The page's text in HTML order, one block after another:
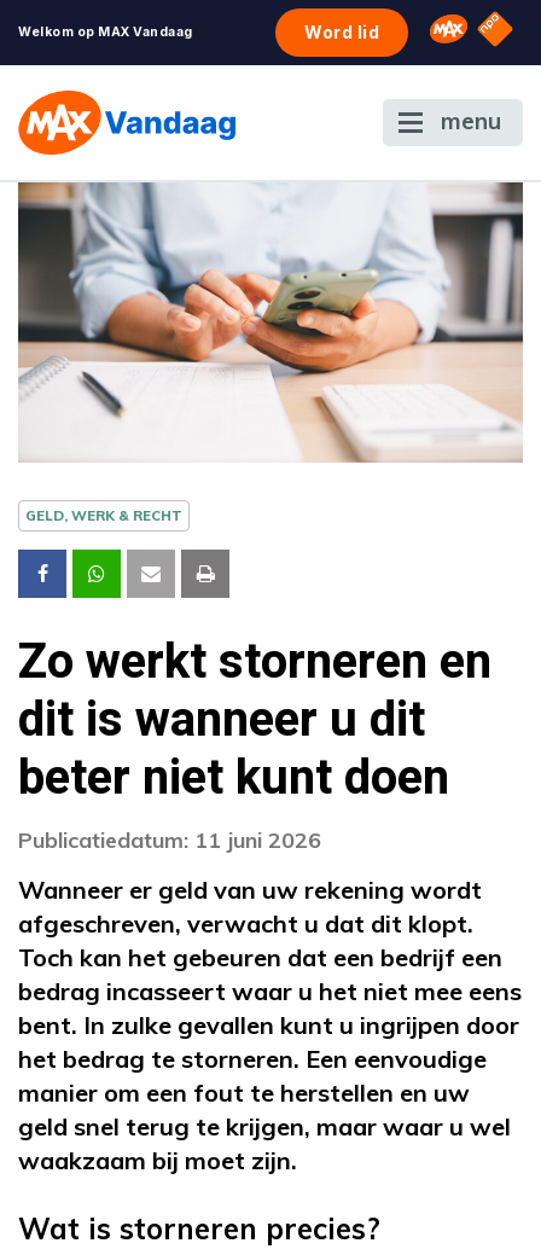
Welkom op MAX Vandaag Word lid Omroep
NPO
menu
GELD, WERK & RECHT
Zo werkt storneren en
dit is wanneer u dit
beter niet kunt doen
Publicatiedatum: 11 juni 2026
Wanneer er geld van uw rekening wordt
afgeschreven, verwacht u dat dit klopt.
Toch kan het gebeuren dat een bedrijf een
bedrag incasseert waar u het niet mee eens
bent. In zulke gevallen kunt u ingrijpen door
het bedrag te storneren. Een eenvoudige
manier om een fout te herstellen en uw
geld snel terug te krijgen, maar waar u wel
waakzaam bij moet zijn.
Wat is storneren precies?